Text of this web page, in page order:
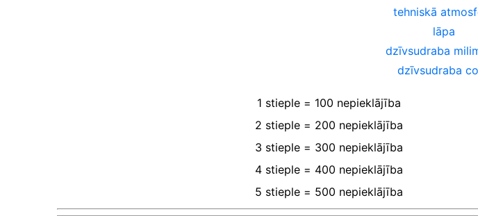
tehniskā
lāpa
dzīvsudraba
dzīvsudraba
1 stieple= 100 nepieklājība
2 stieple= 200 nepieklājība
3 stieple= 300 nepieklājība
4 stieple= 400 nepieklājība
5 stieple= 500 nepieklājība